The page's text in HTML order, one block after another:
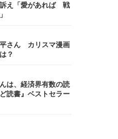
え「愛があれば 戦
さん カリスマ漫画
？
は、経済界有数の読
読書』ベストセラー